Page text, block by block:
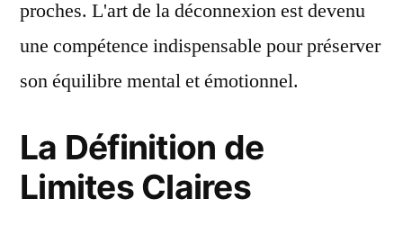
proches. L'art de la déconnexion est devenu
une compétence indispensable pour préserver
son équilibre mental et émotionnel.
La Définition de
Limites Claires